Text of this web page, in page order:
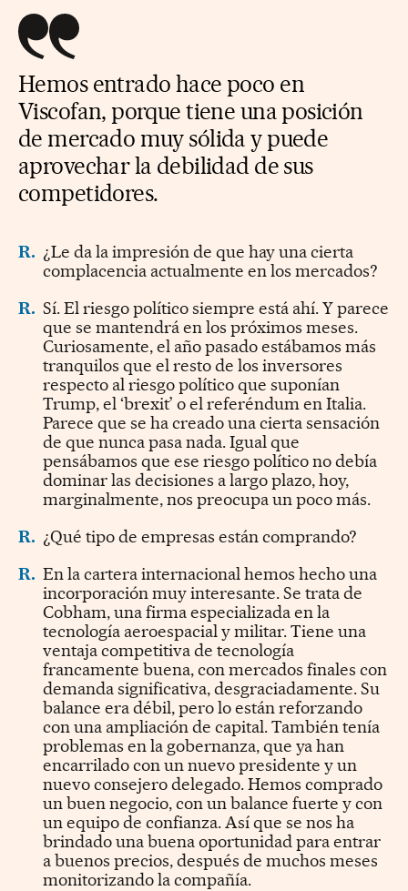
Hemos entrado hace poco en
Viscofan, porque tiene una posición
de mercado muy sólida y puede
aprovechar la debilidad de sus
competidores.
R. ¿Le da la impresión de que hay una cierta
complacencia actualmente en los mercados?
R. Sí. El riesgo político siempre está ahí. Y parece
que se mantendrá en los próximos meses.
Curiosamente, el año pasado estábamos más
tranquilos que el resto de los inversores
respecto al riesgo político que suponían
Trump, el ‘brexit’ o el referéndum en Italia.
Parece que se ha creado una cierta sensación
de que nunca pasa nada. Igual que
pensábamos que ese riesgo político no debía
dominar las decisiones a largo plazo, hoy,
marginalmente, nos preocupa un poco más.
R. ¿Qué tipo de empresas están comprando?
R. En la cartera internacional hemos hecho una
incorporación muy interesante. Se trata de
Cobham, una firma especializada en la
tecnología aeroespacial y militar. Tiene una
ventaja competitiva de tecnología
francamente buena, con mercados finales con
demanda significativa, desgraciadamente. Su
balance era débil, pero lo están reforzando
con una ampliación de capital. También tenía
problemas en la gobernanza, que ya han
encarrilado con un nuevo presidente y un
nuevo consejero delegado. Hemos comprado
un buen negocio, con un balance fuerte y con
un equipo de confianza. Así que se nos ha
brindado una buena oportunidad para entrar
a buenos precios, después de muchos meses
monitorizando la compañía.